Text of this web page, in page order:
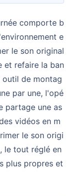
e
le son original
et refaire la ban
outil de montag
par une, l'opé
partage une as
vidéos en m
le son origi
le tout réglé en
plus propres et